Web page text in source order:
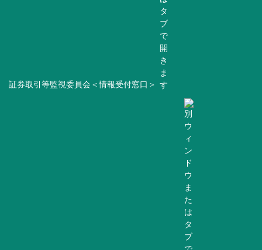
証券取引等監視委員会＜情報受付窓口＞